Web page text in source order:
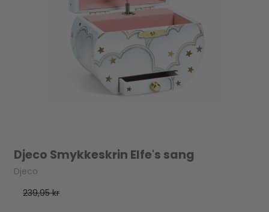
Djeco Smykkeskrin Elfe's sang
Djeco
239,95 kr